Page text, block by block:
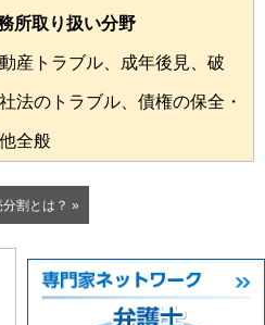
所取り扱い分野
産トラブル、成年後見、破
法のトラブル、債権の保全・
全般
分割とは？ »